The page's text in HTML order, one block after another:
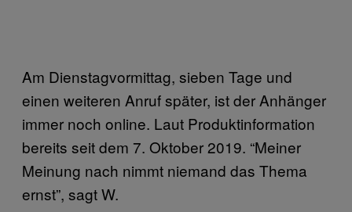
Am Dienstagvormittag, sieben Tage und
einen weiteren Anruf später, ist der Anhänger
immer noch online. Laut Produktinformation
bereits seit dem 7. Oktober 2019. “Meiner
Meinung nach nimmt niemand das Thema
ernst”, sagt W.